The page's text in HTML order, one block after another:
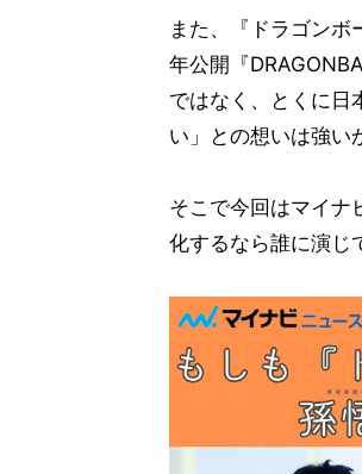
また、『ドラゴン
年公開『
ではなく、とくに日
い」との想いは強い
そこで今回はマイナ
化するなら誰に演じ